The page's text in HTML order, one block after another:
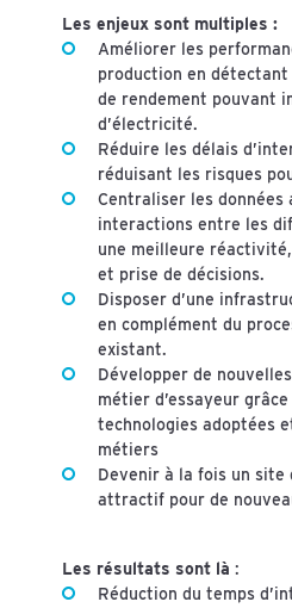
Les enjeux sont multiples :
Améliorer les
production en
de rendement pouvant
d’électricité.
Réduire les délais
réduisant les risques
Centraliser les
interactions entre les
une meilleure
et prise de décisions.
Disposer d’une
en complément du
existant.
Développer de
métier d’essayeur
technologies adoptées
métiers
Devenir à la fois un
attractif pour de
Les résultats sont là :
Réduction du temps